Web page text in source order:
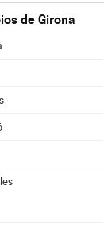
de Girona